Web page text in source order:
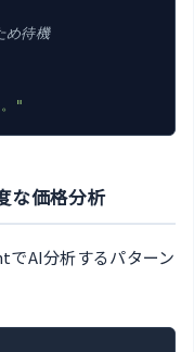
め待機
"
な価格分析
AI分析するパターン